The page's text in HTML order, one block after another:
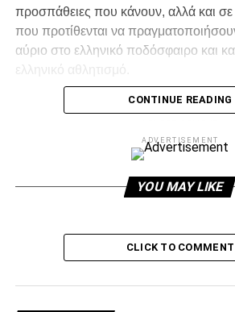
προσπάθειες που κάνουν, αλλά και σε
που προτίθενται να
αύριο στο ελληνικό ποδόσφαιρο και
ελληνικό αθλητισμό.
Στο ξεκίνημα αυτού του δύσκολου
Καλούμε όλα τα μέλη της οικογένειας
CONTINUE READING
ADVERTISEMENT
YOU MAY LIKE
CLICK TO COMMENT